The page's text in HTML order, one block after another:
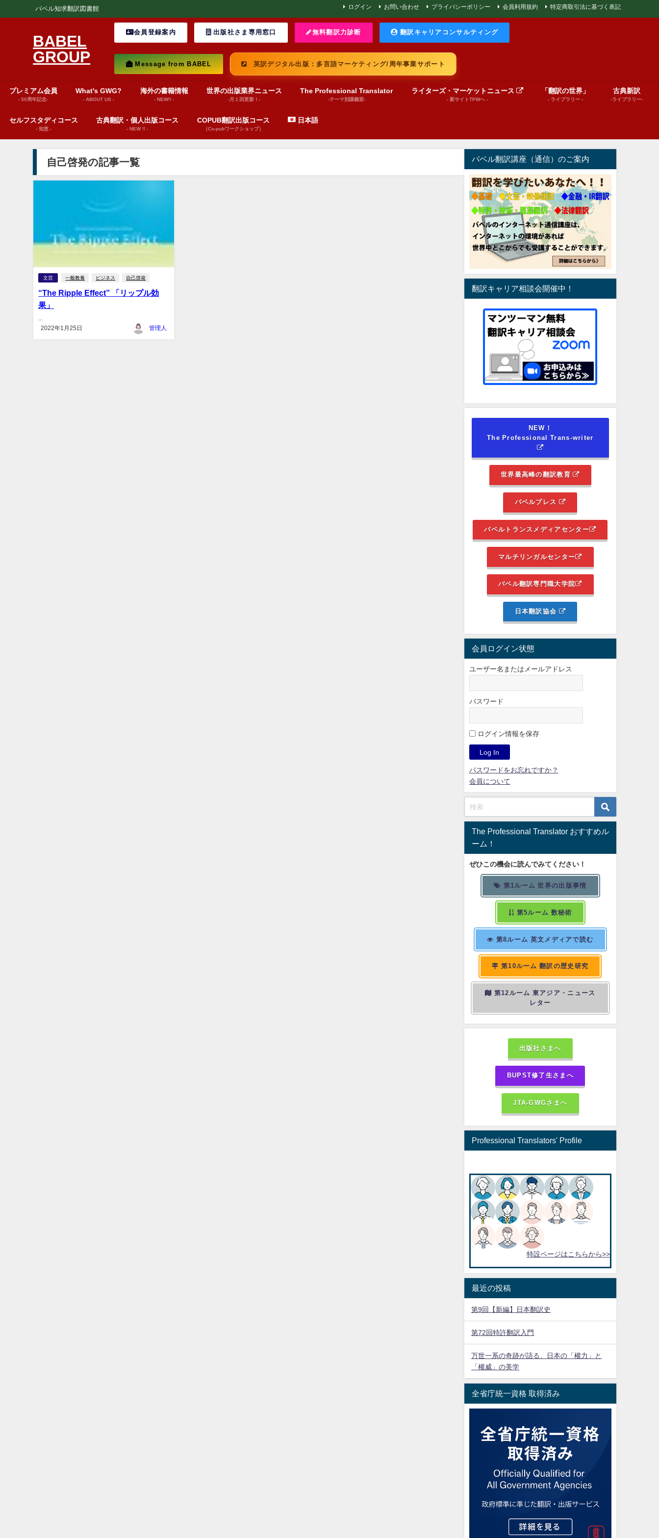
バベル知求翻訳図書館 ログイン お問い合わせ プライバシーポリシー 会員利用規約 特定商取引法に基づく表記
BABEL
GROUP
会員登録案内 出版社さま専用窓口 無料翻訳力診断 翻訳キャリアコンサルティング
Message from BABEL 英訳デジタル出版：多言語マーケティング/周年事業サポート
プレミアム会員
- 50周年記念-
What's GWG?
- ABOUT US -
海外の書籍情報
- NEW!! -
世界の出版業界ニュース
-月１回更新！-
The Professional Translator
-テーマ別講義室-
ライターズ・マーケットニュース
- 新サイトTPWへ -
「翻訳の世界」
- ライブラリー -
古典新訳
-ライブラリー-
セルフスタディコース
- 知恵 -
古典翻訳・個人出版コース
- NEW !! -
COPUB翻訳出版コース
（Co-pubワークショップ）
日本語
自己啓発の記事一覧
文芸 一般教養 ビジネス 自己啓発
“The Ripple Effect” 「リップル効
果」
2022年1月25日
管理人
バベル翻訳講座（通信）のご案内
翻訳キャリア相談会開催中！
NEW！
The Professional Trans-writer
世界最高峰の翻訳教育
バベルプレス
バベルトランスメディアセンター
マルチリンガルセンター
バベル翻訳専門職大学院
日本翻訳協会
会員ログイン状態
ユーザー名またはメールアドレス
パスワード
ログイン情報を保存
パスワードをお忘れですか？
会員について
The Professional Translator おすすめル
ーム！
ぜひこの機会に読んでみてください！
第1ルーム 世界の出版事情
第5ルーム 数秘術
第8ルーム 英文メディアで読む
第10ルーム 翻訳の歴史研究
第12ルーム 東アジア・ニュース
レター
出版社さまへ
BUPST修了生さまへ
JTA-GWGさまへ
Professional Translators' Profile
特設ページはこちらから>>
最近の投稿
第9回【新編】日本翻訳史
第72回特許翻訳入門
万世一系の奇跡が語る、日本の「權力」と
「權威」の美学
全省庁統一資格 取得済み